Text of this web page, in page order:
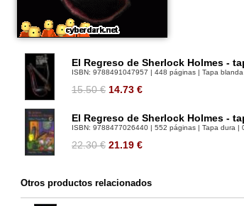
El Regreso de Sherlock Holmes -
ISBN: 9788491047957 | 448 páginas | Tapa
15.50 € 14.73 €
El Regreso de Sherlock Holmes -
ISBN: 9788477026440 | 552 páginas | Tapa dura |
22.30 € 21.19 €
Otros productos relacionados